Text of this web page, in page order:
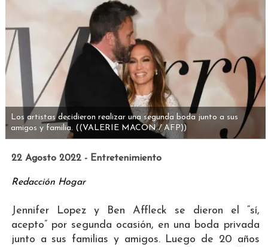
Los artistas decidieron realizar una segunda boda junto a sus
amigos y familia. ((VALERIE MACON / AFP))
22 Agosto 2022 - Entretenimiento
Redacción Hogar
Jennifer Lopez y Ben Affleck se dieron el “sí,
acepto” por segunda ocasión, en una boda privada
junto a sus familias y amigos. Luego de 20 años